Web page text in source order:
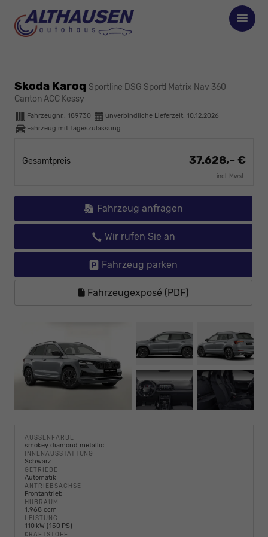
Skoda Karoq Sportline DSG Sportl Matrix Nav 360
Canton ACC Kessy
Fahrzeugnr.: 189730 unverbindliche Lieferzeit: 10.12.2026
Fahrzeug mit Tageszulassung
Gesamtpreis 37.628,– €
incl. Mwst.
Fahrzeug anfragen
Wir rufen Sie an
Fahrzeug parken
Fahrzeugexposé (PDF)
AUSSENFARBE
smokey diamond metallic
INNENAUSSTATTUNG
Schwarz
GETRIEBE
Automatik
ANTRIEBSACHSE
Frontantrieb
HUBRAUM
1.968 ccm
LEISTUNG
110 kW (150 PS)
KRAFTSTOFF